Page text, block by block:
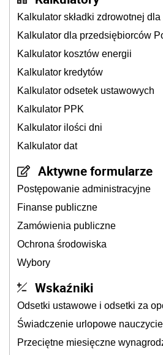
Kalkulator składki zdrowotnej
Kalkulator dla przedsiębiorców
Kalkulator kosztów energii
Kalkulator kredytów
Kalkulator odsetek ustawowych
Kalkulator PPK
Kalkulator ilości dni
Kalkulator dat
Aktywne formularze
Postępowanie administracyjne
Finanse publiczne
Zamówienia publiczne
Ochrona środowiska
Wybory
Wskaźniki
Odsetki ustawowe i odsetki za
Świadczenie urlopowe
Przeciętne miesięczne